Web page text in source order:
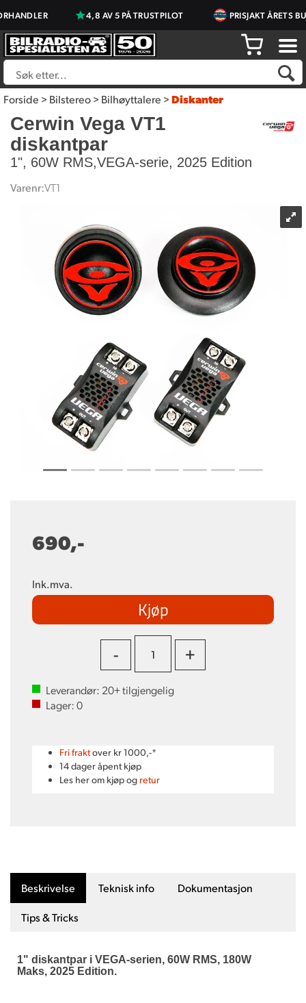
4,8 AV 5 PÅ TRUSTPILOT PRISJAKT ÅRETS
Forside>Bilstereo>Bilhøyttalere>Diskanter
Cerwin Vega VT1
diskantpar
1", 60W RMS,VEGA-serie, 2025 Edition
Varenr:VT1
690,-
Ink.mva.
Kjøp
- +
Leverandør: 20+tilgjengelig
Lager:0
Fri fraktover kr 1000,-*
14 dager åpent kjøp
Les her om kjøp og retur
Beskrivelse Teknisk info Dokumentasjon
Tips & Tricks
1" diskantpar i VEGA-serien, 60W RMS, 180W
Maks, 2025 Edition.